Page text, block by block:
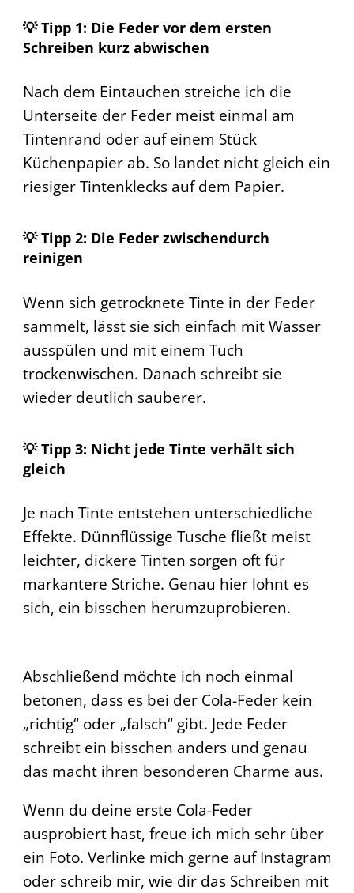
💡 Tipp 1: Die Feder vor dem ersten
Schreiben kurz abwischen
Nach dem Eintauchen streiche ich die
Unterseite der Feder meist einmal am
Tintenrand oder auf einem Stück
Küchenpapier ab. So landet nicht gleich ein
riesiger Tintenklecks auf dem Papier.
💡 Tipp 2: Die Feder zwischendurch
reinigen
Wenn sich getrocknete Tinte in der Feder
sammelt, lässt sie sich einfach mit Wasser
ausspülen und mit einem Tuch
trockenwischen. Danach schreibt sie
wieder deutlich sauberer.
💡 Tipp 3: Nicht jede Tinte verhält sich
gleich
Je nach Tinte entstehen unterschiedliche
Effekte. Dünnflüssige Tusche fließt meist
leichter, dickere Tinten sorgen oft für
markantere Striche. Genau hier lohnt es
sich, ein bisschen herumzuprobieren.
Abschließend möchte ich noch einmal
betonen, dass es bei der Cola-Feder kein
„richtig“ oder „falsch“ gibt. Jede Feder
schreibt ein bisschen anders und genau
das macht ihren besonderen Charme aus.
Wenn du deine erste Cola-Feder
ausprobiert hast, freue ich mich sehr über
ein Foto. Verlinke mich gerne auf Instagram
oder schreib mir, wie dir das Schreiben mit